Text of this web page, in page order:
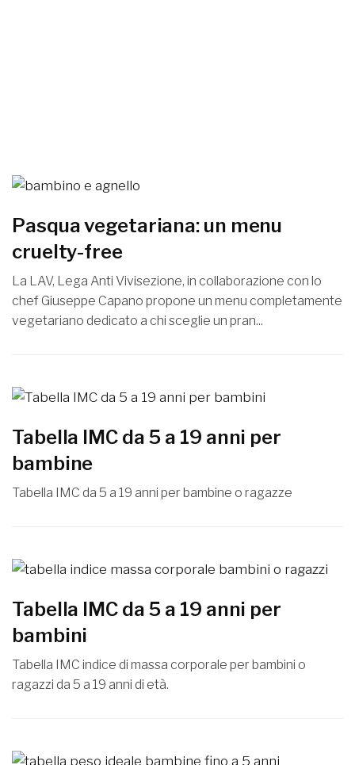
Pasqua vegetariana: un menu
cruelty-free
La LAV, Lega Anti Vivisezione, in collaborazione con lo
chef Giuseppe Capano propone un menu completamente
vegetariano dedicato a chi sceglie un pran...
Tabella IMC da 5 a 19 anni per
bambine
Tabella IMC da 5 a 19 anni per bambine o ragazze
Tabella IMC da 5 a 19 anni per
bambini
Tabella IMC indice di massa corporale per bambini o
ragazzi da 5 a 19 anni di età.